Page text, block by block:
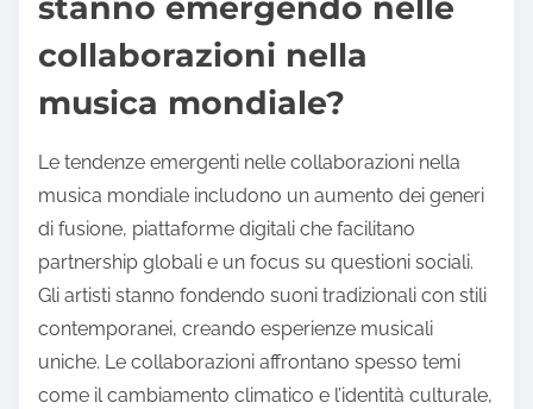
stanno emergendo nelle
collaborazioni nella
musica mondiale?
Le tendenze emergenti nelle collaborazioni nella
musica mondiale includono un aumento dei generi
di fusione, piattaforme digitali che facilitano
partnership globali e un focus su questioni sociali.
Gli artisti stanno fondendo suoni tradizionali con stili
contemporanei, creando esperienze musicali
uniche. Le collaborazioni affrontano spesso temi
come il cambiamento climatico e l’identità culturale,